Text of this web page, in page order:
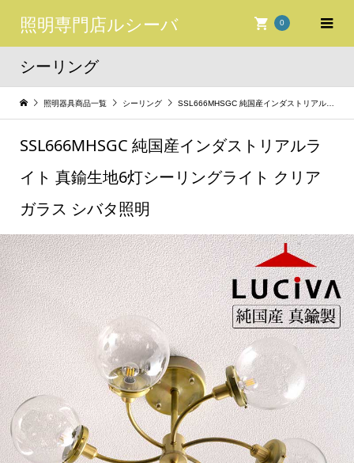
照明専門店ルシーバ 0
シーリング
照明器具商品一覧 シーリング SSL666MHSGC 純国産インダストリアルライト 真鍮生地6灯シーリングライト クリアガラス シバタ照明
SSL666MHSGC 純国産インダストリアルラ
イト 真鍮生地6灯シーリングライト クリア
ガラス シバタ照明